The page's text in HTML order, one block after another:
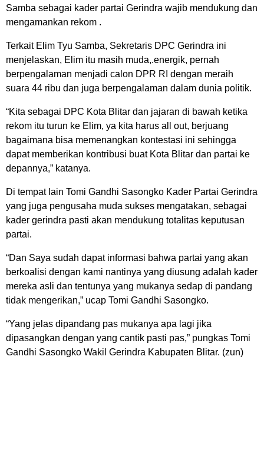
Samba sebagai kader partai Gerindra wajib mendukung dan
mengamankan rekom .
Terkait Elim Tyu Samba, Sekretaris DPC Gerindra ini
menjelaskan, Elim itu masih muda,.energik, pernah
berpengalaman menjadi calon DPR RI dengan meraih
suara 44 ribu dan juga berpengalaman dalam dunia politik.
“Kita sebagai DPC Kota Blitar dan jajaran di bawah ketika
rekom itu turun ke Elim, ya kita harus all out, berjuang
bagaimana bisa memenangkan kontestasi ini sehingga
dapat memberikan kontribusi buat Kota Blitar dan partai ke
depannya,” katanya.
Di tempat lain Tomi Gandhi Sasongko Kader Partai Gerindra
yang juga pengusaha muda sukses mengatakan, sebagai
kader gerindra pasti akan mendukung totalitas keputusan
partai.
“Dan Saya sudah dapat informasi bahwa partai yang akan
berkoalisi dengan kami nantinya yang diusung adalah kader
mereka asli dan tentunya yang mukanya sedap di pandang
tidak mengerikan,” ucap Tomi Gandhi Sasongko.
“Yang jelas dipandang pas mukanya apa lagi jika
dipasangkan dengan yang cantik pasti pas,” pungkas Tomi
Gandhi Sasongko Wakil Gerindra Kabupaten Blitar. (zun)